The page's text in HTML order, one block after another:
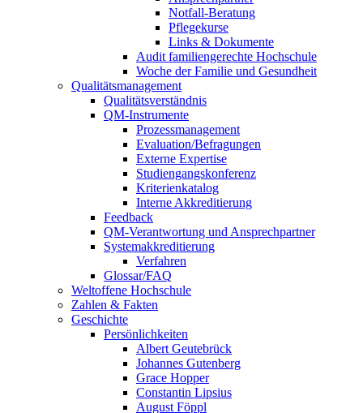
Notfall-Beratung
Pflegekurse
Links & Dokumente
Audit familiengerechte Hochschule
Woche der Familie und Gesundheit
Qualitätsmanagement
Qualitätsverständnis
QM-Instrumente
Prozessmanagement
Evaluation/Befragungen
Externe Expertise
Studiengangskonferenz
Kriterienkatalog
Interne Akkreditierung
Feedback
QM-Verantwortung und Ansprechpartner
Systemakkreditierung
Verfahren
Glossar/FAQ
Weltoffene Hochschule
Zahlen & Fakten
Geschichte
Persönlichkeiten
Albert Geutebrück
Johannes Gutenberg
Grace Hopper
Constantin Lipsius
August Föppl